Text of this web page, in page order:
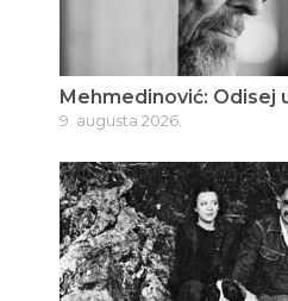
Mehmedinović: Odisej
9. augusta 2026.